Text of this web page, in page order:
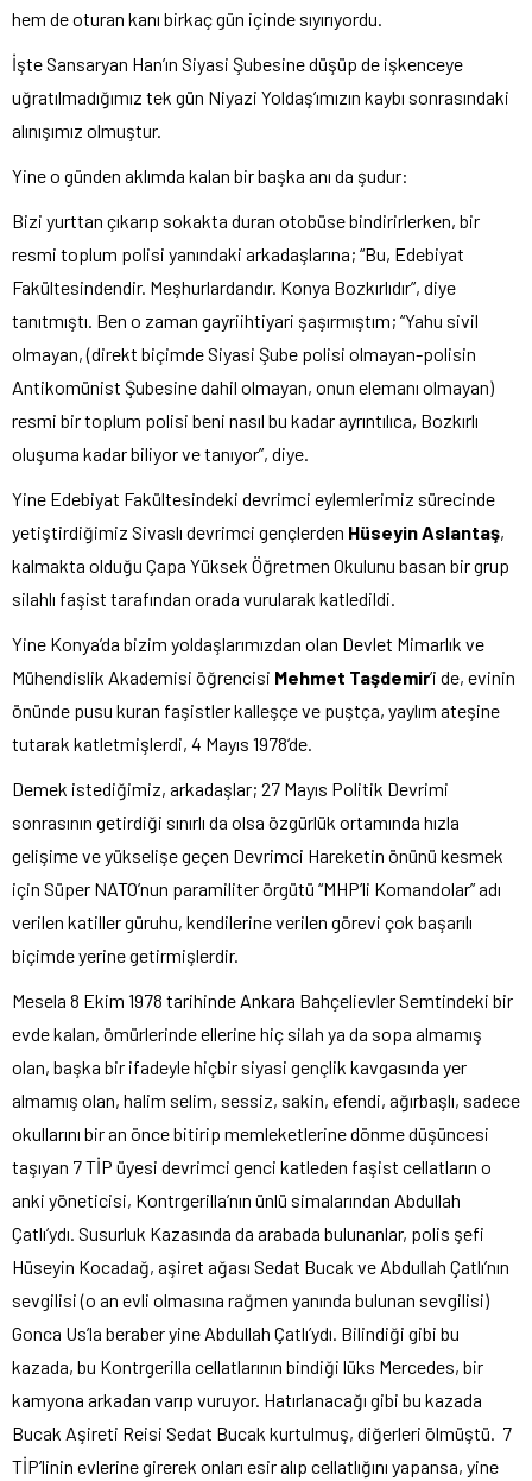
hem de oturan kanı birkaç gün içinde sıyırıyordu.
İşte Sansaryan Han’ın Siyasi Şubesine düşüp de işkenceye
uğratılmadığımız tek gün Niyazi Yoldaş’ımızın kaybı sonrasındaki
alınışımız olmuştur.
Yine o günden aklımda kalan bir başka anı da şudur:
Bizi yurttan çıkarıp sokakta duran otobüse bindirirlerken, bir
resmi toplum polisi yanındaki arkadaşlarına; “Bu, Edebiyat
Fakültesindendir. Meşhurlardandır. Konya Bozkırlıdır”, diye
tanıtmıştı. Ben o zaman gayriihtiyari şaşırmıştım; “Yahu sivil
olmayan, (direkt biçimde Siyasi Şube polisi olmayan-polisin
Antikomünist Şubesine dahil olmayan, onun elemanı olmayan)
resmi bir toplum polisi beni nasıl bu kadar ayrıntılıca, Bozkırlı
oluşuma kadar biliyor ve tanıyor”, diye.
Yine Edebiyat Fakültesindeki devrimci eylemlerimiz sürecinde
yetiştirdiğimiz Sivaslı devrimci gençlerden Hüseyin Aslantaş,
kalmakta olduğu Çapa Yüksek Öğretmen Okulunu basan bir grup
silahlı faşist tarafından orada vurularak katledildi.
Yine Konya’da bizim yoldaşlarımızdan olan Devlet Mimarlık ve
Mühendislik Akademisi öğrencisi Mehmet Taşdemir’i de, evinin
önünde pusu kuran faşistler kalleşçe ve puştça, yaylım ateşine
tutarak katletmişlerdi, 4 Mayıs 1978’de.
Demek istediğimiz, arkadaşlar; 27 Mayıs Politik Devrimi
sonrasının getirdiği sınırlı da olsa özgürlük ortamında hızla
gelişime ve yükselişe geçen Devrimci Hareketin önünü kesmek
için Süper NATO’nun paramiliter örgütü “MHP’li Komandolar” adı
verilen katiller güruhu, kendilerine verilen görevi çok başarılı
biçimde yerine getirmişlerdir.
Mesela 8 Ekim 1978 tarihinde Ankara Bahçelievler Semtindeki bir
evde kalan, ömürlerinde ellerine hiç silah ya da sopa almamış
olan, başka bir ifadeyle hiçbir siyasi gençlik kavgasında yer
almamış olan, halim selim, sessiz, sakin, efendi, ağırbaşlı, sadece
okullarını bir an önce bitirip memleketlerine dönme düşüncesi
taşıyan 7 TİP üyesi devrimci genci katleden faşist cellatların o
anki yöneticisi, Kontrgerilla’nın ünlü simalarından Abdullah
Çatlı’ydı. Susurluk Kazasında da arabada bulunanlar, polis şefi
Hüseyin Kocadağ, aşiret ağası Sedat Bucak ve Abdullah Çatlı’nın
sevgilisi (o an evli olmasına rağmen yanında bulunan sevgilisi)
Gonca Us’la beraber yine Abdullah Çatlı’ydı. Bilindiği gibi bu
kazada, bu Kontrgerilla cellatlarının bindiği lüks Mercedes, bir
kamyona arkadan varıp vuruyor. Hatırlanacağı gibi bu kazada
Bucak Aşireti Reisi Sedat Bucak kurtulmuş, diğerleri ölmüştü. 7
TİP’linin evlerine girerek onları esir alıp cellatlığını yapansa, yine